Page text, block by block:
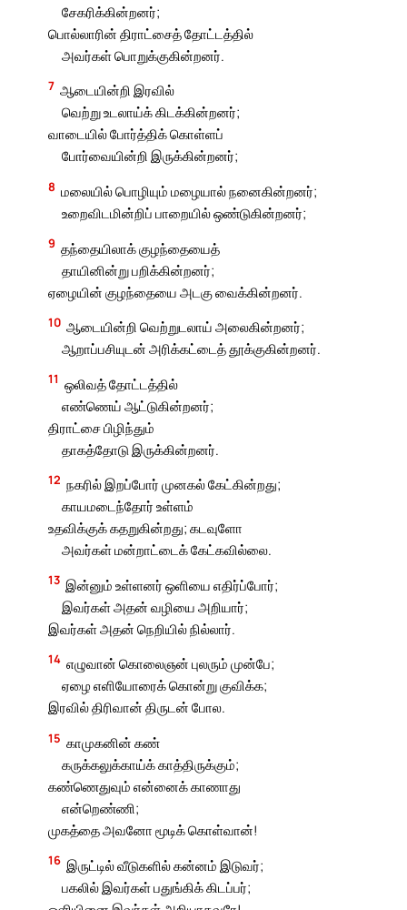
சேகரிக்கின்றனர்;
பொல்லாரின் திராட்சைத் தோட்டத்தில்
அவர்கள் பொறுக்குகின்றனர்.
7 ஆடையின்றி இரவில்
வெற்று உடலாய்க் கிடக்கின்றனர்;
வாடையில் போர்த்திக் கொள்ளப்
போர்வையின்றி இருக்கின்றனர்;
8 மலையில் பொழியும் மழையால் நனைகின்றனர்;
உறைவிடமின்றிப் பாறையில் ஒண்டுகின்றனர்;
9 தந்தையிலாக் குழந்தையைத்
தாயினின்று பறிக்கின்றனர்;
ஏழையின் குழந்தையை அடகு வைக்கின்றனர்.
10 ஆடையின்றி வெற்றுடலாய் அலைகின்றனர்;
ஆறாப்பசியுடன் அரிக்கட்டைத் தூக்குகின்றனர்.
11 ஒலிவத் தோட்டத்தில்
எண்ணெய் ஆட்டுகின்றனர்;
திராட்சை பிழிந்தும்
தாகத்தோடு இருக்கின்றனர்.
12 நகரில் இறப்போர் முனகல் கேட்கின்றது;
காயமடைந்தோர் உள்ளம்
உதவிக்குக் கதறுகின்றது; கடவுளோ
அவர்கள் மன்றாட்டைக் கேட்கவில்லை.
13 இன்னும் உள்ளனர் ஒளியை எதிர்ப்போர்;
இவர்கள் அதன் வழியை அறியார்;
இவர்கள் அதன் நெறியில் நில்லார்.
14 எழுவான் கொலைஞன் புலரும் முன்பே;
ஏழை எளியோரைக் கொன்று குவிக்க;
இரவில் திரிவான் திருடன் போல.
15 காமுகனின் கண்
கருக்கலுக்காய்க் காத்திருக்கும்;
கண்ணெதுவும் என்னைக் காணாது
என்றெண்ணி;
முகத்தை அவனோ மூடிக் கொள்வான்!
16 இருட்டில் வீடுகளில் கன்னம் இடுவர்;
பகலில் இவர்கள் பதுங்கிக் கிடப்பர்;